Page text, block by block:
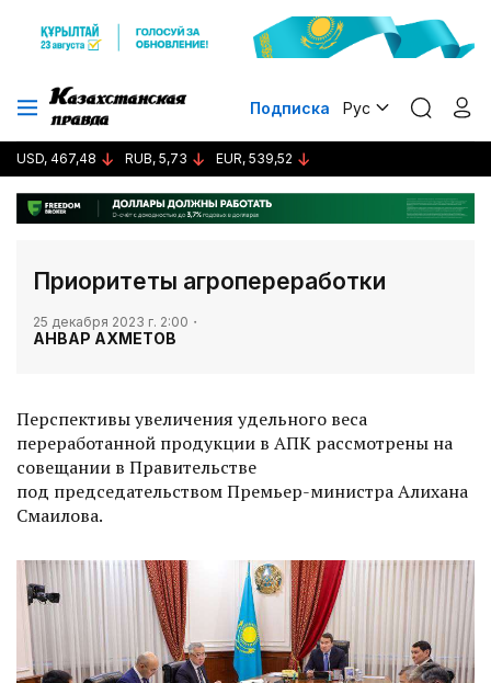
Подписка Рус
USD, 467,48 RUB, 5,73 EUR, 539,52
Приоритеты агропереработки
25 декабря 2023 г. 2:00
АНВАР АХМЕТОВ
Перспективы увеличения удельного веса
переработанной продукции в АПК рассмотрены на
совещании в Правительстве
под председательством Премьер-министра Алихана
Смаилова.